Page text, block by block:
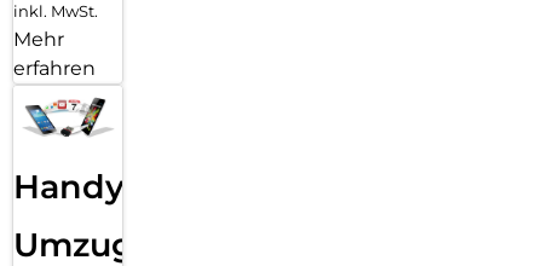
inkl. MwSt.
Mehr
erfahren
Handy
Umzug